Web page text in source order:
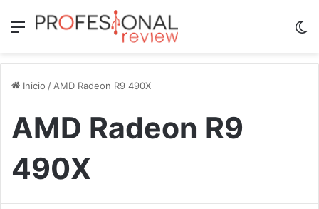
Menú
Inicio /AMD Radeon R9 490X
AMD Radeon R9
490X